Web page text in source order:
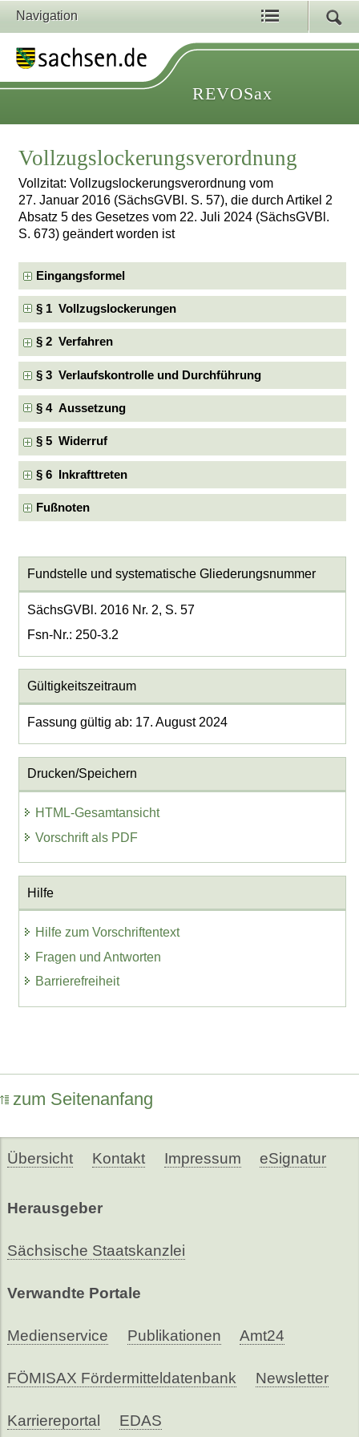
Navigation
REVOSax
Vollzugslockerungsverordnung
Vollzitat: Vollzugslockerungsverordnung vom
27. Januar 2016 (SächsGVBl. S. 57), die durch Artikel 2
Absatz 5 des Gesetzes vom 22. Juli 2024 (SächsGVBl.
S. 673) geändert worden ist
Eingangsformel
§ 1 Vollzugslockerungen
§ 2 Verfahren
§ 3 Verlaufskontrolle und Durchführung
§ 4 Aussetzung
§ 5 Widerruf
§ 6 Inkrafttreten
Fußnoten
Fundstelle und systematische Gliederungsnummer
SächsGVBl. 2016 Nr. 2, S. 57
Fsn-Nr.: 250-3.2
Gültigkeitszeitraum
Fassung gültig ab: 17. August 2024
Drucken/Speichern
HTML-Gesamtansicht
Vorschrift als PDF
Hilfe
Hilfe zum Vorschriftentext
Fragen und Antworten
Barrierefreiheit
zum Seitenanfang
Übersicht Kontakt Impressum eSignatur
Herausgeber
Sächsische Staatskanzlei
Verwandte Portale
Medienservice Publikationen Amt24
FÖMISAX Fördermitteldatenbank Newsletter
Karriereportal EDAS